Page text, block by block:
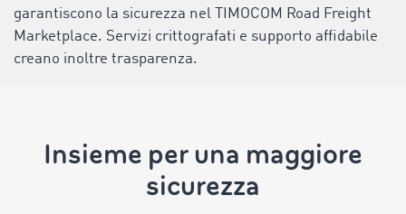
garantiscono la sicurezza nel TIMOCOM Road Freight
Marketplace. Servizi crittografati e supporto affidabile
creano inoltre trasparenza.
Insieme per una maggiore
sicurezza